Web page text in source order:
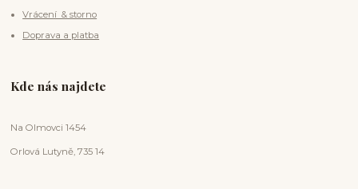
Vrácení & storno
Doprava a platba
Kde nás najdete
Na Olmovci 1454
Orlová Lutyně, 735 14